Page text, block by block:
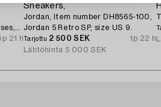
21 h
Sneakers,
Jordan, Item number DH8565-100,
Jordan 5 Retro SP, size US 9.
Tarjottu 2 500 SEK
1p 22 h
Lähtöhinta 5 000 SEK